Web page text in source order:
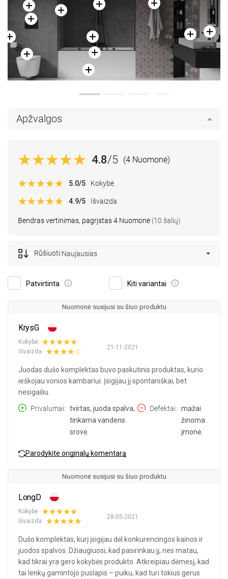
Apžvalgos
4.8/5 (4 Nuomonė)
Bendras vertinimas, pagrįstas 4 Nuomonė (10 šalių)
5.0/5 Kokybė
4.9/5 Išvaizda
Patvirtinta Kiti variantai
Rūšiuoti:Naujausias
Nuomonė susijusi su šiuo produktu
KrysG
21-11-2021
Kokybė:
Išvaizda:
Juodas dušo komplektas buvo paskutinis produktas, kurio
ieškojau vonios kambariui. Įsigijau jį spontaniškai, bet
nesigailiu.
Privalumai
tvirtas, juoda spalva,
tinkama vandens
srovė.
Defektai
mažai
žinoma
įmonė.
Parodykite originalų komentarą
Nuomonė susijusi su šiuo produktu
LongD
28-05-2021
Kokybė:
Išvaizda:
Dušo komplektas, kurį įsigijau dėl konkurencingos kainos ir
juodos spalvos. Džiaugiuosi, kad pasirinkau jį, nes matau,
kad tikrai yra gero kokybės produkto. Atkreipiau dėmesį, kad
tai lenkų gamintojo puslapis – puiku, kad turi tokius gerus